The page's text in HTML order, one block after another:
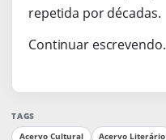
repetida por décadas.
Continuar escrevendo.
TAGS
Acervo Cultural
Acervo Literário